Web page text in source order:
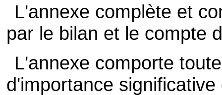
L'annexe complète et
par le bilan et le compte
L'annexe comporte
d'importance